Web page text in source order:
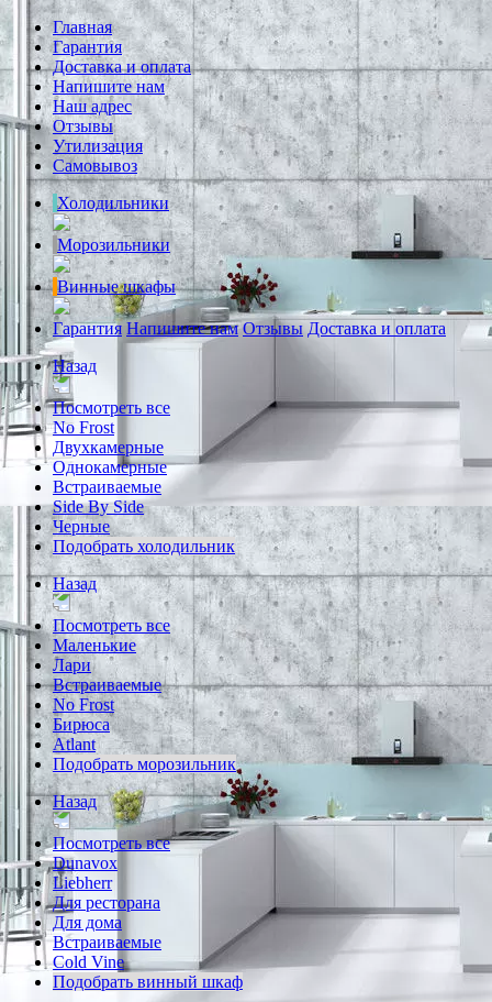
Главная
Гарантия
Доставка и оплата
Напишите нам
Наш адрес
Отзывы
Утилизация
Самовывоз
Холодильники
Морозильники
Винные шкафы
Гарантия Напишите нам Отзывы Доставка и оплата
Назад
Посмотреть все
No Frost
Двухкамерные
Однокамерные
Встраиваемые
Side By Side
Черные
Подобрать холодильник
Назад
Посмотреть все
Маленькие
Лари
Встраиваемые
No Frost
Бирюса
Atlant
Подобрать морозильник
Назад
Посмотреть все
Dunavox
Liebherr
Для ресторана
Для дома
Встраиваемые
Cold Vine
Подобрать винный шкаф